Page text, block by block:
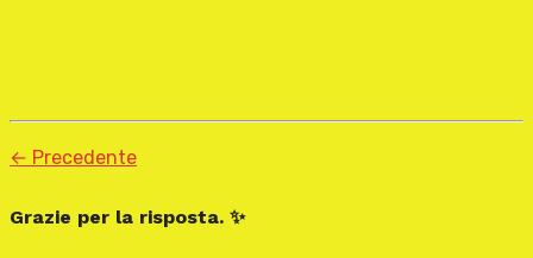
← Precedente
Grazie per la risposta. ✨